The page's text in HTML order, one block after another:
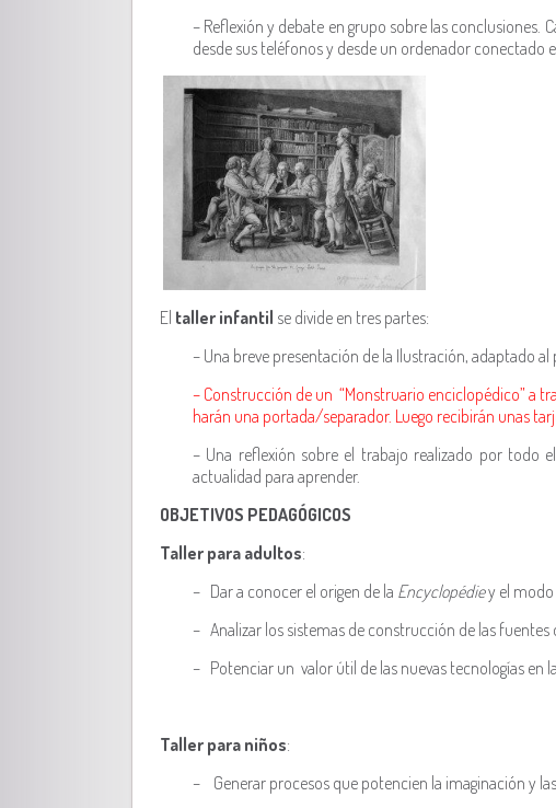
– Reflexión y debate en grupo sobre las
desde sus teléfonos y desde un ordenador conectado
El taller infantil se divide en tres partes:
– Una breve presentación de la Ilustración, adaptado
– Construcción de un “Monstruario enciclopédico” a
harán una portada/separador. Luego recibirán unas
– Una reflexión sobre el trabajo realizado por todo
actualidad para aprender.
OBJETIVOS PEDAGÓGICOS
Taller para adultos:
– Dar a conocer el origen de la Encyclopédiey el modo
– Analizar los sistemas de construcción de las
– Potenciar un valor útil de las nuevas tecnologías en
Taller para niños:
– Generar procesos que potencien la imaginación y